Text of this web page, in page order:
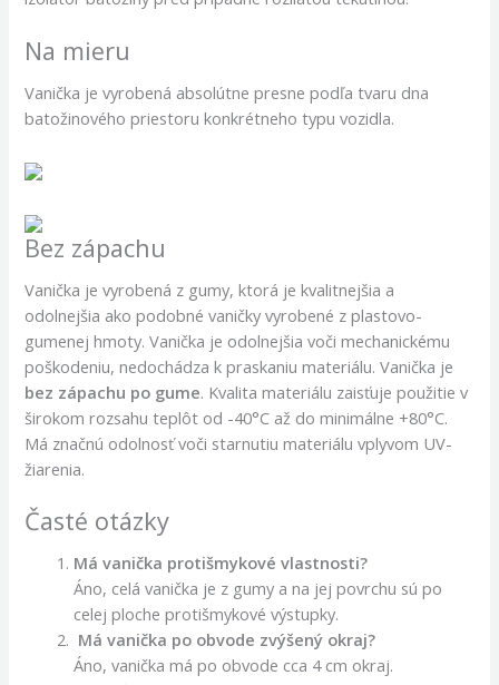
Na mieru
Vanička je vyrobená absolútne presne podľa tvaru dna
batožinového priestoru konkrétneho typu vozidla.
Bez zápachu
Vanička je vyrobená z gumy, ktorá je kvalitnejšia a
odolnejšia ako podobné vaničky vyrobené z plastovo-
gumenej hmoty. Vanička je odolnejšia voči mechanickému
poškodeniu, nedochádza k praskaniu materiálu. Vanička je
bez zápachu po gume. Kvalita materiálu zaisťuje použitie v
širokom rozsahu teplôt od -40°C až do minimálne +80°C.
Má značnú odolnosť voči starnutiu materiálu vplyvom UV-
žiarenia.
Časté otázky
Má vanička protišmykové vlastnosti?
Áno, celá vanička je z gumy a na jej povrchu sú po
celej ploche protišmykové výstupky.
Má vanička po obvode zvýšený okraj?
Áno, vanička má po obvode cca 4 cm okraj.